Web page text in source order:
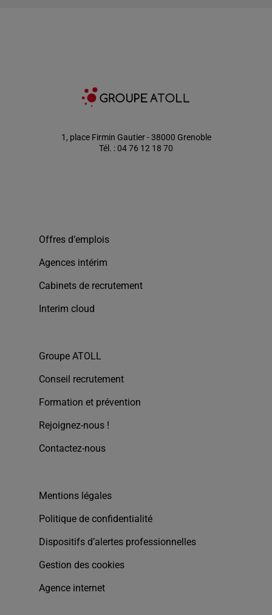
1, place Firmin Gautier - 38000 Grenoble
Tél. : 04 76 12 18 70
Offres d’emplois
Agences intérim
Cabinets de recrutement
Interim cloud
Groupe ATOLL
Conseil recrutement
Formation et prévention
Rejoignez-nous !
Contactez-nous
Mentions légales
Politique de confidentialité
Dispositifs d’alertes professionnelles
Gestion des cookies
Agence internet